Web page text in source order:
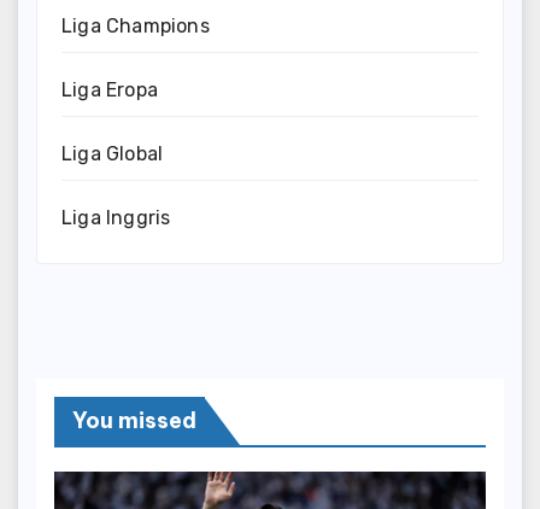
Liga Champions
Liga Eropa
Liga Global
Liga Inggris
You missed